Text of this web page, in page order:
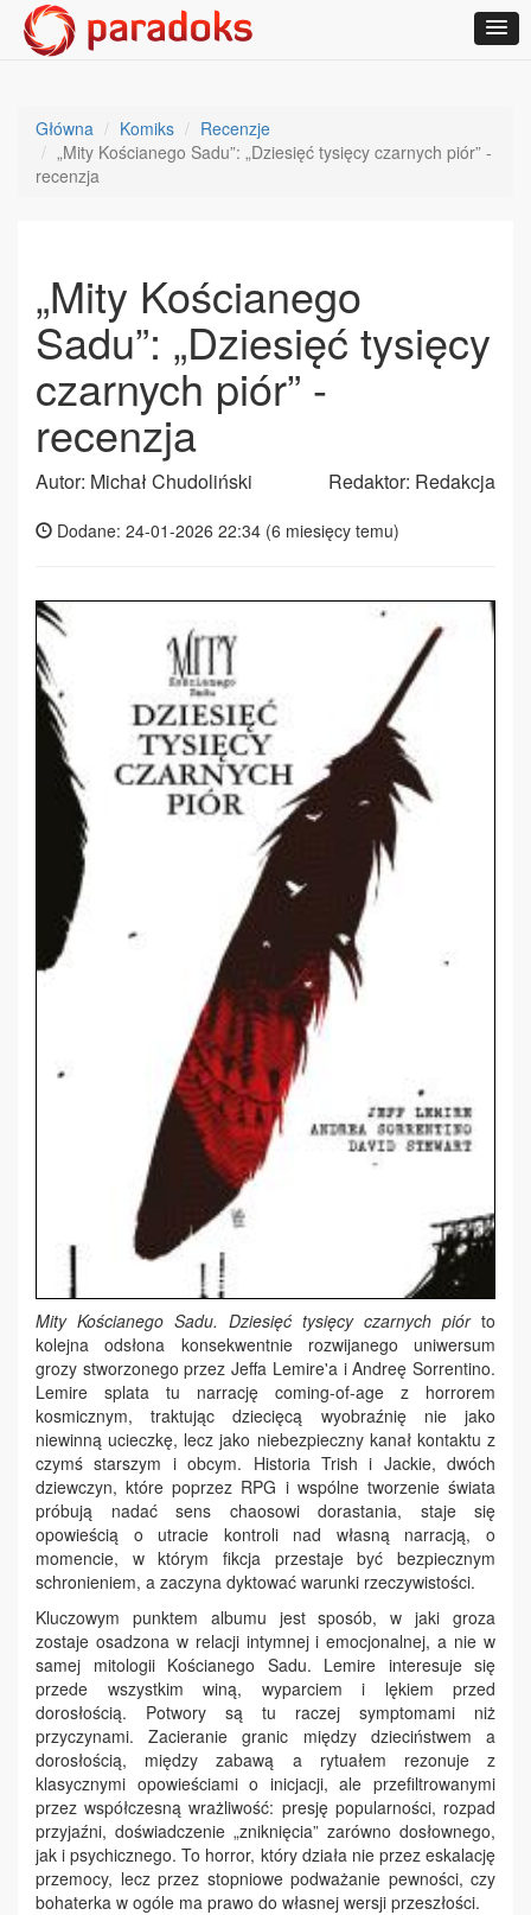
Główna Komiks
Recenzje
„Mity Kościanego Sadu”: „Dziesięć tysięcy czarnych piór” -
recenzja
„Mity Kościanego
Sadu”: „Dziesięć tysięcy
czarnych piór” -
recenzja
Autor: Michał Chudoliński Redaktor: Redakcja
Dodane: 24-01-2026 22:34 (6 miesięcy temu)
Mity Kościanego Sadu. Dziesięć tysięcy czarnych piór to
kolejna odsłona konsekwentnie rozwijanego uniwersum
grozy stworzonego przez Jeffa Lemire'a i Andreę Sorrentino.
Lemire splata tu narrację coming-of-age z horrorem
kosmicznym, traktując dziecięcą wyobraźnię nie jako
niewinną ucieczkę, lecz jako niebezpieczny kanał kontaktu z
czymś starszym i obcym. Historia Trish i Jackie, dwóch
dziewczyn, które poprzez RPG i wspólne tworzenie świata
próbują nadać sens chaosowi dorastania, staje się
opowieścią o utracie kontroli nad własną narracją, o
momencie, w którym fikcja przestaje być bezpiecznym
schronieniem, a zaczyna dyktować warunki rzeczywistości.
Kluczowym punktem albumu jest sposób, w jaki groza
zostaje osadzona w relacji intymnej i emocjonalnej, a nie w
samej mitologii Kościanego Sadu. Lemire interesuje się
przede wszystkim winą, wyparciem i lękiem przed
dorosłością. Potwory są tu raczej symptomami niż
przyczynami. Zacieranie granic między dzieciństwem a
dorosłością, między zabawą a rytuałem rezonuje z
klasycznymi opowieściami o inicjacji, ale przefiltrowanymi
przez współczesną wrażliwość: presję popularności, rozpad
przyjaźni, doświadczenie „zniknięcia” zarówno dosłownego,
jak i psychicznego. To horror, który działa nie przez eskalację
przemocy, lecz przez stopniowe podważanie pewności, czy
bohaterka w ogóle ma prawo do własnej wersji przeszłości.